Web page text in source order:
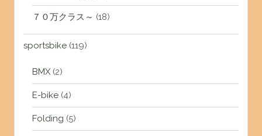
７０万クラス～ (18)
sportsbike(119)
BMX(2)
E-bike(4)
Folding (5)